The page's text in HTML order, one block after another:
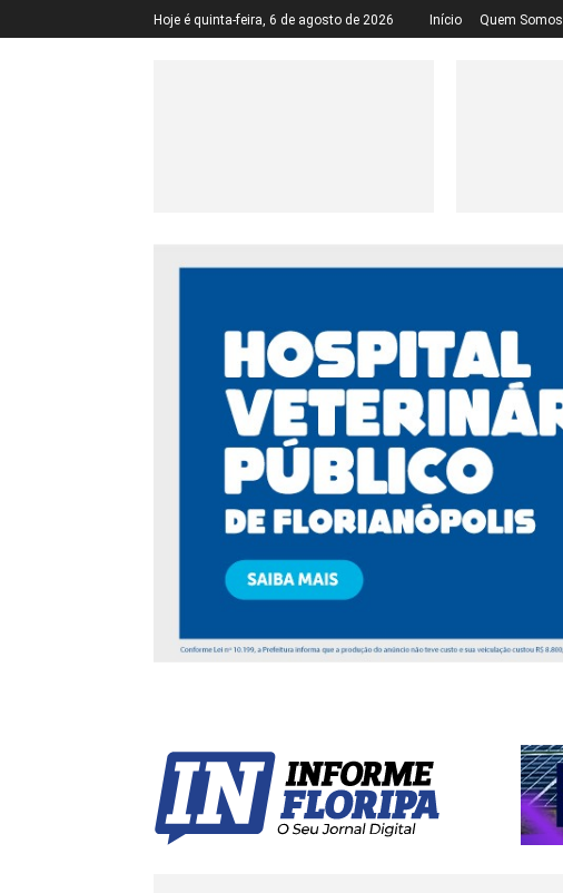
Hoje é quinta-feira, 6 de agosto de 2026 Início Quem Somos